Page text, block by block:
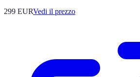
299 EURVedi il prezzo